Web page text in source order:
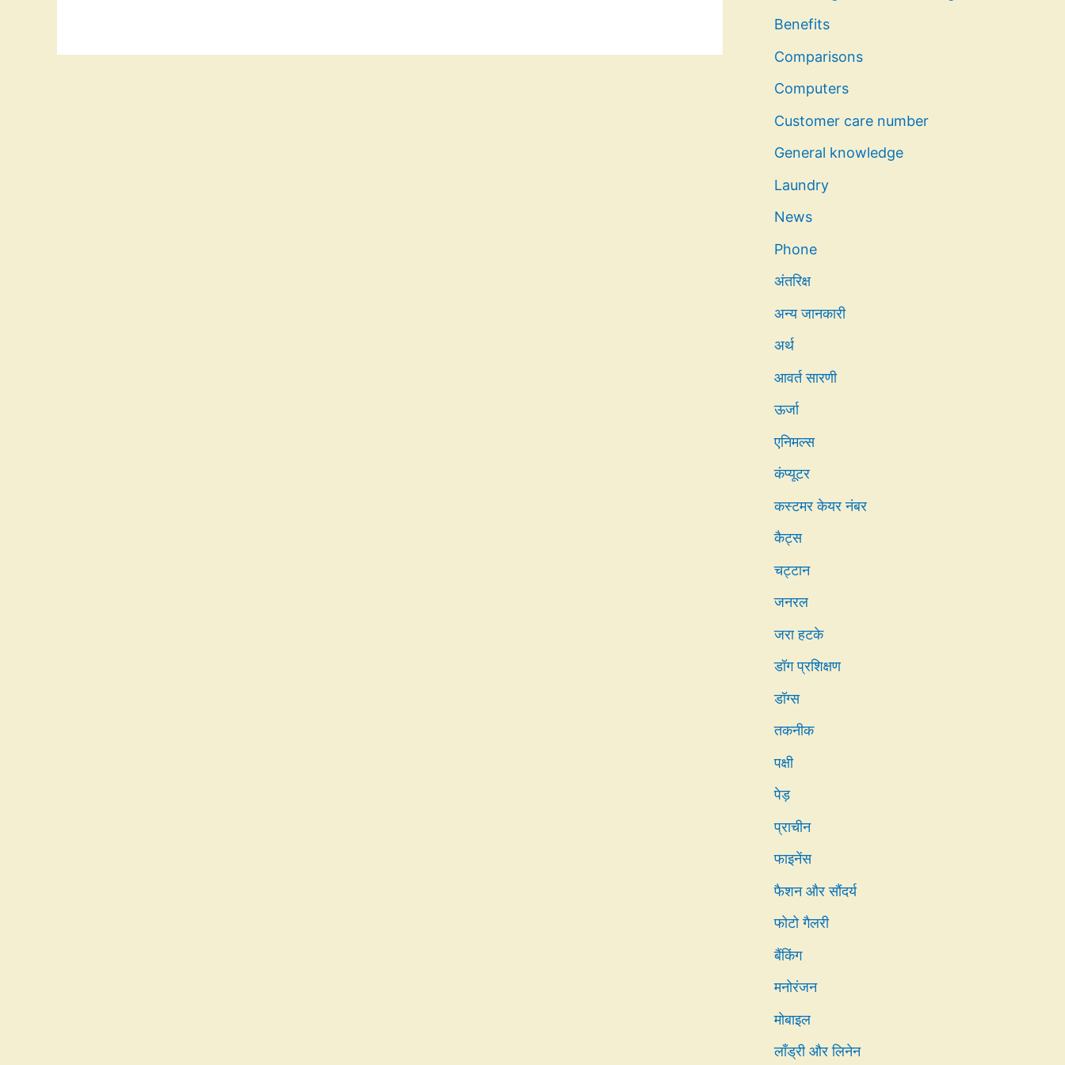
Benefits
Comparisons
Computers
Customer care number
General knowledge
Laundry
News
Phone
अंतरिक्ष
अन्य जानकारी
अर्थ
आवर्त सारणी
ऊर्जा
एनिमल्स
कंप्यूटर
कस्टमर केयर नंबर
कैट्स
चट्टान
जनरल
जरा हटके
डॉग प्रशिक्षण
डॉग्स
तकनीक
पक्षी
पेड़
प्राचीन
फाइनेंस
फैशन और सौंदर्य
फोटो गैलरी
बैंकिंग
मनोरंजन
मोबाइल
लाँड्री और लिनेन